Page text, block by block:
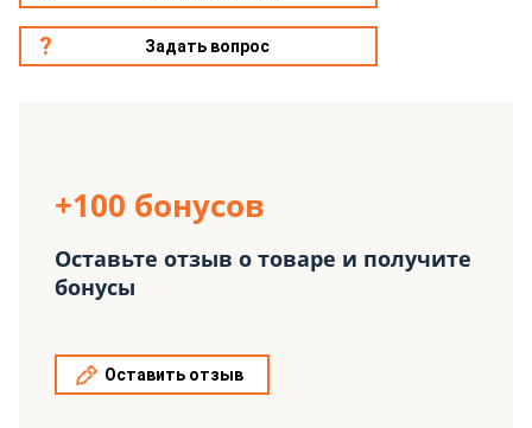
Задать вопрос
+100 бонусов
Оставьте отзыв о товаре и получите
бонусы
Оставить отзыв